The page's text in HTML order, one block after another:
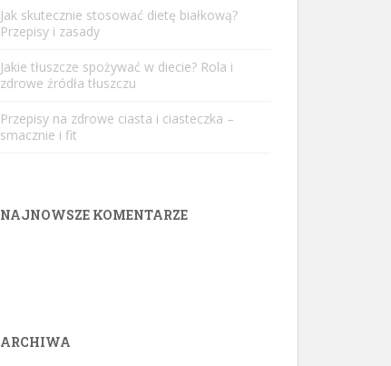
Jak skutecznie stosować dietę białkową?
Przepisy i zasady
Jakie tłuszcze spożywać w diecie? Rola i
zdrowe źródła tłuszczu
Przepisy na zdrowe ciasta i ciasteczka –
smacznie i fit
NAJNOWSZE KOMENTARZE
ARCHIWA